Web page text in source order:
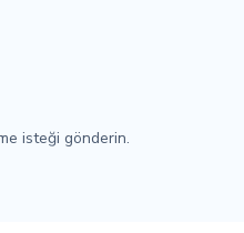
isteği gönderin.